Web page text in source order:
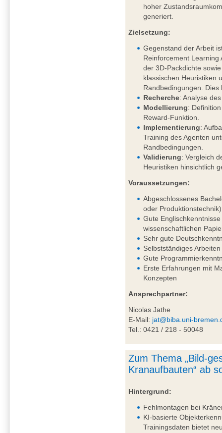
hoher
generiert.
Zielsetzung:
Gegenstand der Arbeit
Reinforcement
der 3D-Packdichte
klassischen Heuristiken
Randbedingungen.
Recherche: Analyse
Modellierung:
Reward-Funktion.
Implementierung:
Training des Agenten
Randbedingungen.
Validierung: Vergleich
Heuristiken hinsichtlich
Voraussetzungen:
Abgeschlossenes
oder Produktionstechnik)
Gute
wissenschaftlichen
Sehr gute
Selbstständiges
Gute
Erste Erfahrungen mit
Konzepten
Ansprechpartner:
Nicolas Jathe
E-Mail: jat@biba.uni-
Tel.: 0421 / 218 - 50048
Zum Thema „Bild-
Kranaufbauten“ ab
Hintergrund:
Fehlmontagen bei
KI-basierte
Trainingsdaten bietet